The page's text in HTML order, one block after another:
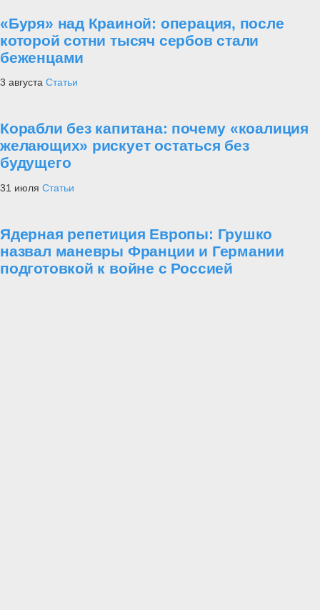
«Буря» над Краиной: операция, после
которой сотни тысяч сербов стали
беженцами
3 августа Статьи
Корабли без капитана: почему «коалиция
желающих» рискует остаться без
будущего
31 июля Статьи
Ядерная репетиция Европы: Грушко
назвал маневры Франции и Германии
подготовкой к войне с Россией